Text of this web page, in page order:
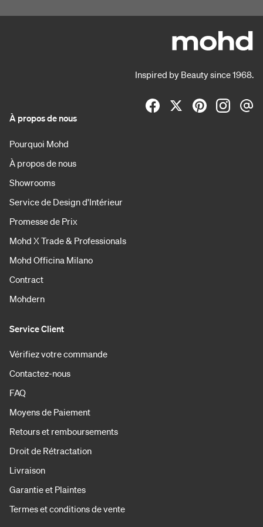
Inspired by Beauty since 1968.
À propos de nous
Pourquoi Mohd
À propos de nous
Showrooms
Service de Design d'Intérieur
Promesse de Prix
Mohd X Trade & Professionals
Mohd Officina Milano
Contract
Mohdern
Service Client
Vérifiez votre commande
Contactez-nous
FAQ
Moyens de Paiement
Retours et remboursements
Droit de Rétractation
Livraison
Garantie et Plaintes
Termes et conditions de vente